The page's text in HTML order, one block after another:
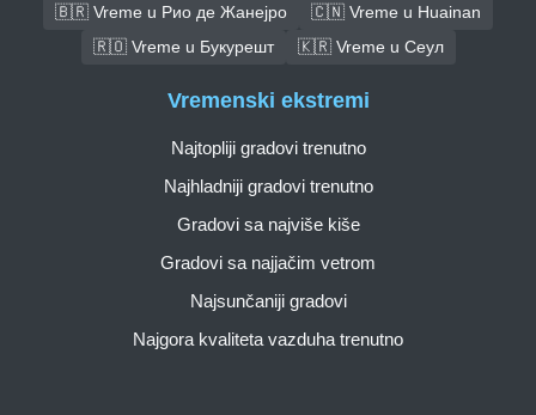
🇧🇷 Vreme u Рио де Жанејро
🇨🇳 Vreme u Huainan
🇷🇴 Vreme u Букурешт
🇰🇷 Vreme u Сеул
Vremenski ekstremi
Najtopliji gradovi trenutno
Najhladniji gradovi trenutno
Gradovi sa najviše kiše
Gradovi sa najjačim vetrom
Najsunčaniji gradovi
Najgora kvaliteta vazduha trenutno